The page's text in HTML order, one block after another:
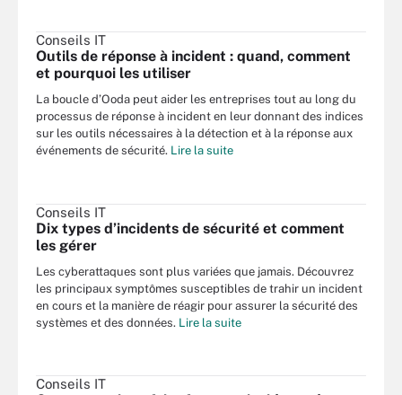
Conseils IT
Outils de réponse à incident : quand, comment
et pourquoi les utiliser
La boucle d’Ooda peut aider les entreprises tout au long du
processus de réponse à incident en leur donnant des indices
sur les outils nécessaires à la détection et à la réponse aux
événements de sécurité. Lire la suite
Conseils IT
Dix types d’incidents de sécurité et comment
les gérer
Les cyberattaques sont plus variées que jamais. Découvrez
les principaux symptômes susceptibles de trahir un incident
en cours et la manière de réagir pour assurer la sécurité des
systèmes et des données. Lire la suite
Conseils IT